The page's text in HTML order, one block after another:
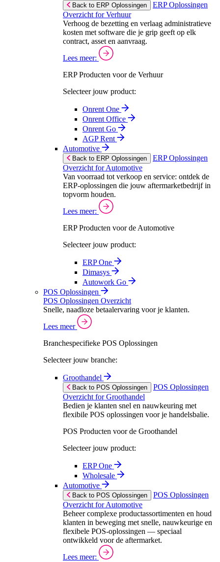
Back to ERP Oplossingen
ERP Oplossingen
Overzicht for Verhuur
Verhoog de bezetting en verlaag administratieve
kosten met software die je grip geeft op elk
contract, asset en aanvraag.
Lees meer:
ERP Producten voor de Verhuur
Selecteer jouw product:
Onrent One
Onrent Office
Onrent Go
AGP Rent
Automotive
Back to ERP Oplossingen
ERP Oplossingen
Overzicht for Automotive
Van voorraad tot verkoop en service: ontdek de
ERP-oplossingen die jouw aftermarketbedrijf in
topvorm houden.
Lees meer:
ERP Producten voor de Automotive
Selecteer jouw product:
ERP One
Dimasys
Autowork Go
POS Oplossingen
POS Oplossingen Overzicht
Snelle, naadloze betaalervaring voor je klanten.
Lees meer
Branchespecifieke POS Oplossingen
Selecteer jouw branche:
Groothandel
Back to POS Oplossingen
POS Oplossingen
Overzicht for Groothandel
Bedien je klanten snel en nauwkeuring met
flexibile POS oplossingen voor je handelsbalie.
POS Producten voor de Groothandel
Selecteer jouw product:
ERP One
Wholesale
Automotive
Back to POS Oplossingen
POS Oplossingen
Overzicht for Automotive
Beheer complexe productassortimenten en houd
klanten in beweging met snelle, nauwkeurige en
flexibele POS-oplossingen — speciaal
ontwikkeld voor de aftermarket.
Lees meer: